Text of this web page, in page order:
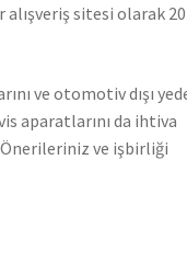
alışveriş sitesi olarak
ve otomotiv dışı
aparatlarını da ihtiva
ve işbirliği